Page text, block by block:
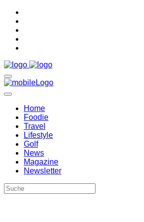
Home
Foodie
Travel
Lifestyle
Golf
News
Magazine
Newsletter